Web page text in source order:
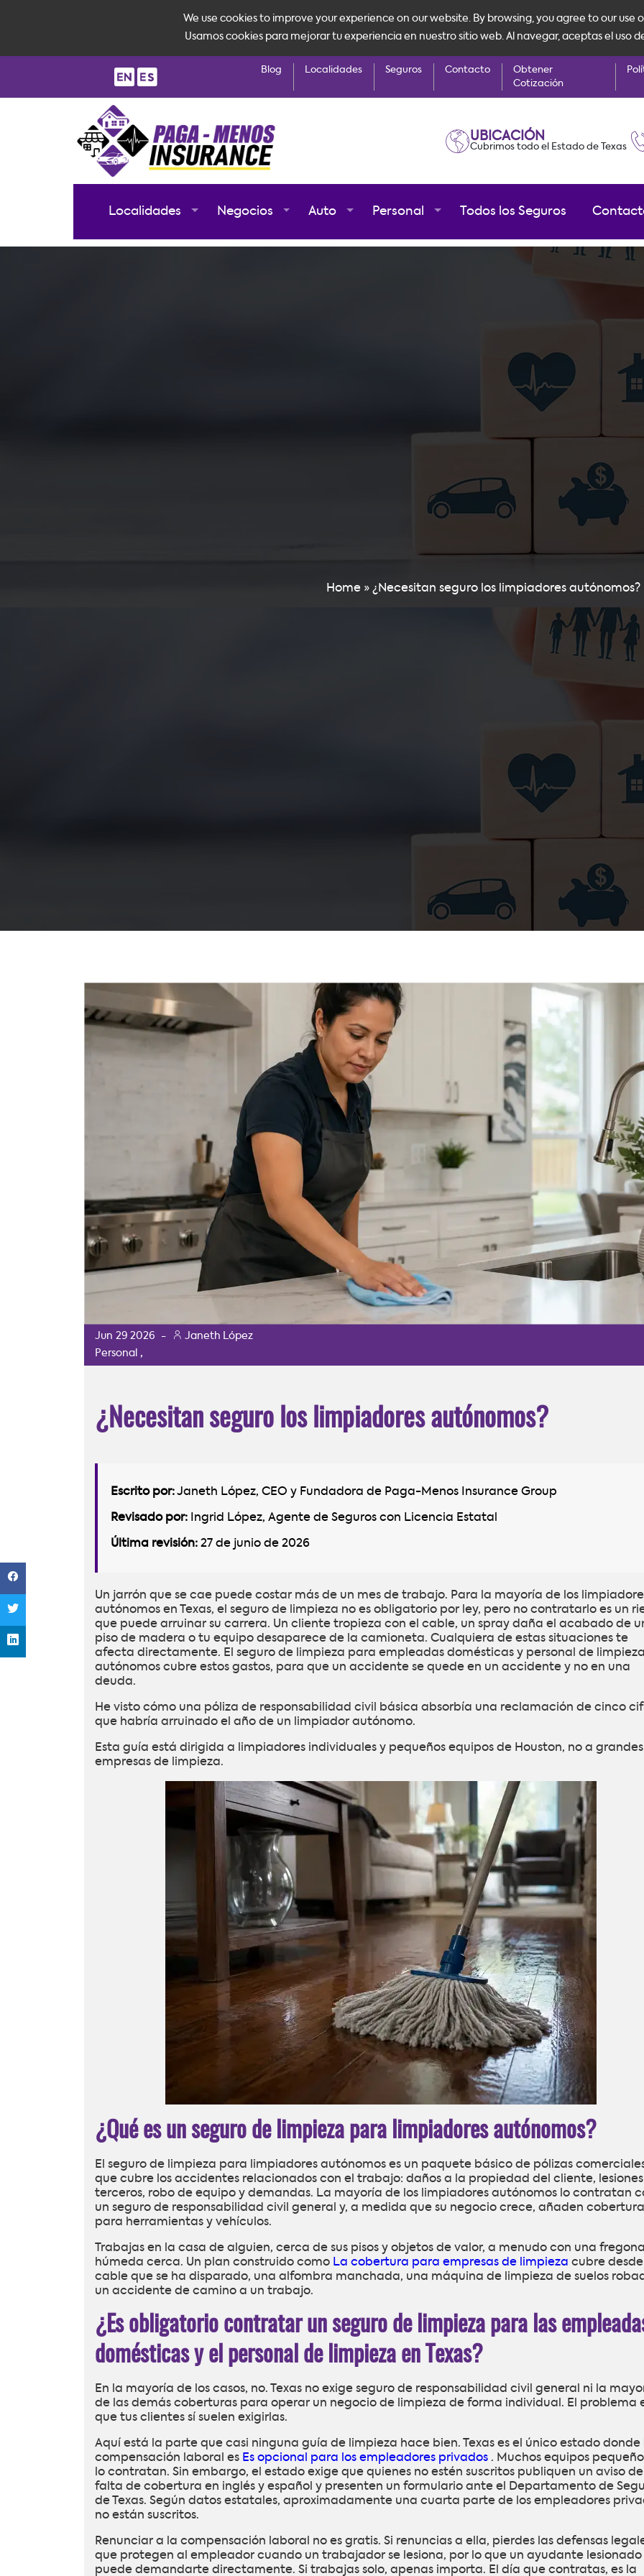
Blog Localidades Seguros Contacto
Obtener
Cotización
UBICACIÓN
Cubrimos todo el Estado de Texas
Localidades Negocios Auto Personal Todos los Seguros
Home» ¿Necesitan seguro los limpiadores autónomos?
Jun 29 2026 -
Janeth López
Personal
,
¿Necesitan seguro los limpiadores autónomos?
Escrito por:Janeth López, CEO y Fundadora de Paga-Menos Insurance Group
Revisado por: Ingrid López, Agente de Seguros con Licencia Estatal
Última revisión: 27 de junio de 2026
Un jarrón que se cae puede costar más de un mes de trabajo. Para la mayoría de los
autónomos en Texas, el seguro de limpieza no es obligatorio por ley, pero no contratarlo es un
que puede arruinar su carrera. Un cliente tropieza con el cable, un spray daña el acabado de
piso de madera o tu equipo desaparece de la camioneta. Cualquiera de estas situaciones te
afecta directamente. El seguro de limpieza para empleadas domésticas y personal de limpieza
autónomos cubre estos gastos, para que un accidente se quede en un accidente y no en una
deuda.
He visto cómo una póliza de responsabilidad civil básica absorbía una reclamación de cinco
que habría arruinado el año de un limpiador autónomo.
Esta guía está dirigida a limpiadores individuales y pequeños equipos de Houston, no a grandes
empresas de limpieza.
¿Qué es un seguro de limpieza para limpiadores autónomos?
El seguro de limpieza para limpiadores autónomos es un paquete básico de pólizas
que cubre los accidentes relacionados con el trabajo: daños a la propiedad del cliente,
terceros, robo de equipo y demandas. La mayoría de los limpiadores autónomos lo contratan
un seguro de responsabilidad civil general y, a medida que su negocio crece, añaden cobertura
para herramientas y vehículos.
Trabajas en la casa de alguien, cerca de sus pisos y objetos de valor, a menudo con una fregona
húmeda cerca. Un plan construido como La cobertura para empresas de limpieza cubre
cable que se ha disparado, una alfombra manchada, una máquina de limpieza de suelos
un accidente de camino a un trabajo.
¿Es obligatorio contratar un seguro de limpieza para las
domésticas y el personal de limpieza en Texas?
En la mayoría de los casos, no. Texas no exige seguro de responsabilidad civil general ni la
de las demás coberturas para operar un negocio de limpieza de forma individual. El problema
que tus clientes sí suelen exigirlas.
Aquí está la parte que casi ninguna guía de limpieza hace bien. Texas es el único estado donde
compensación laboral es Es opcional para los empleadores privados . Muchos equipos
lo contratan. Sin embargo, el estado exige que quienes no estén suscritos publiquen un aviso de
falta de cobertura en inglés y español y presenten un formulario ante el Departamento de
de Texas. Según datos estatales, aproximadamente una cuarta parte de los empleadores
no están suscritos.
Renunciar a la compensación laboral no es gratis. Si renuncias a ella, pierdes las defensas
que protegen al empleador cuando un trabajador se lesiona, por lo que un ayudante lesionado
puede demandarte directamente. Si trabajas solo, apenas importa. El día que contratas, es la
We use cookies to improve your experience on our website. By browsing, you agree to our use
Usamos cookies para mejorar tu experiencia en nuestro sitio web. Al navegar, aceptas el uso